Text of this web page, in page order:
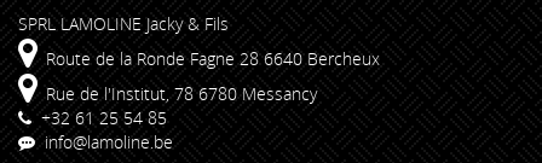
SPRL LAMOLINE Jacky & Fils
Route de la Ronde Fagne 28 6640 Bercheux
Rue de l'Institut, 78 6780 Messancy
+32 61 25 54 85
info@lamoline.be